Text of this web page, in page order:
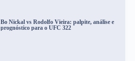
Bo Nickal vs Rodolfo Vieira: palpite, análise e
prognóstico para o UFC 322